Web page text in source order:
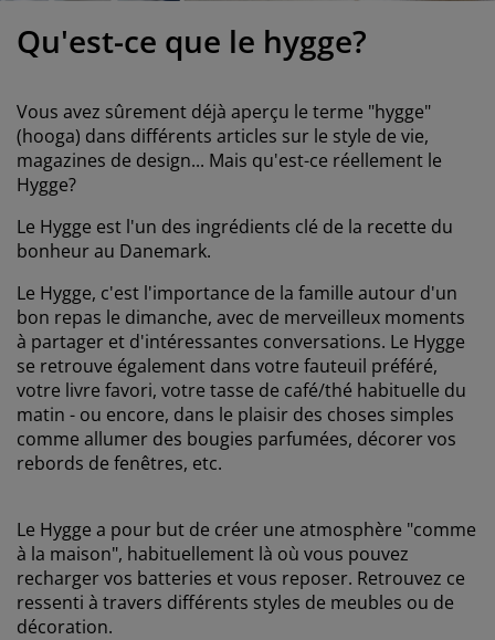
de chambre
enfants
entretien meubles
d'extérieur
et entretien
enfant
Qu'est-ce que le hygge?
Vous avez sûrement déjà aperçu le terme "hygge"
(hooga) dans différents articles sur le style de vie,
magazines de design... Mais qu'est-ce réellement le
Hygge?
Le Hygge est l'un des ingrédients clé de la recette du
bonheur au Danemark.
Le Hygge, c'est l'importance de la famille autour d'un
bon repas le dimanche, avec de merveilleux moments
à partager et d'intéressantes conversations. Le Hygge
se retrouve également dans votre fauteuil préféré,
votre livre favori, votre tasse de café/thé habituelle du
matin - ou encore, dans le plaisir des choses simples
comme allumer des bougies parfumées, décorer vos
rebords de fenêtres, etc.
Le Hygge a pour but de créer une atmosphère "comme
à la maison", habituellement là où vous pouvez
recharger vos batteries et vous reposer. Retrouvez ce
ressenti à travers différents styles de meubles ou de
décoration.